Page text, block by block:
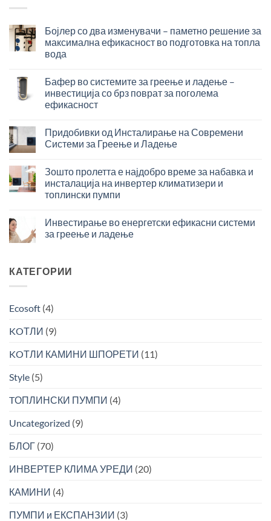
Бојлер со два изменувачи – паметно решение за
максимална ефикасност во подготовка на топла
вода
со
изменувачи
–
решение
за
максимална
во
подготовка
Бафер во системите за греење и ладење –
инвестиција со брз поврат за поголема
ефикасност
во
системите
за
и
ладење
инвестиција
брз
поврат
Придобивки од Инсталирање на Современи
Системи за Греење и Ладење
од
Инсталирање
на
Современи
за
и
Зошто пролетта е најдобро време за набавка и
инсталација на инвертер климатизери и
топлински пумпи
пролетта
најдобро
набавка
инвертер
и
пумпи
Инвестирање во енергетски ефикасни системи
за греење и ладење
енергетски
греење
ладење
КАТЕГОРИИ
Ecosoft (4)
KOТЛИ (9)
KOТЛИ КАМИНИ ШПОРЕТИ (11)
Style (5)
TОПЛИНСКИ ПУМПИ (4)
Uncategorized (9)
БЛОГ (70)
ИНВЕРТЕР КЛИМА УРЕДИ (20)
КАМИНИ (4)
ПУМПИ и ЕКСПАНЗИИ (3)